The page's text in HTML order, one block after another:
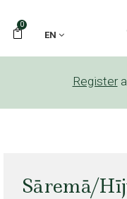
0
EN
Register
Sāremā/